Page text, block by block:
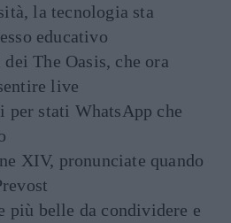
la tecnologia sta
educativo
The Oasis, che ora
live
per stati WhatsApp che
XIV, pronunciate quando
più belle da condividere e